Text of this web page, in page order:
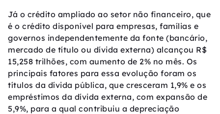
Já o crédito ampliado ao setor não financeiro, que
é o crédito disponível para empresas, famílias e
governos independentemente da fonte (bancário,
mercado de título ou dívida externa) alcançou R$
15,258 trilhões, com aumento de 2% no mês. Os
principais fatores para essa evolução foram os
títulos da dívida pública, que cresceram 1,9% e os
empréstimos da dívida externa, com expansão de
5,9%, para a qual contribuiu a depreciação